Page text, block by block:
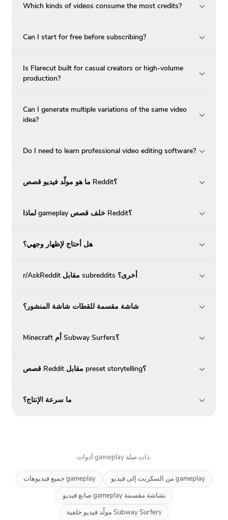
Which kinds of videos consume the most credits?
Can I start for free before subscribing?
Is Flarecut built for casual creators or high-volume
production?
Can I generate multiple variations of the same video
idea?
Do I need to learn professional video editing software?
ما هو مولّد فيديو قصص Reddit؟
لماذا gameplay خلف قصص Reddit؟
هل أحتاج لإظهار وجهي؟
r/AskReddit مقابل subreddits أخرى؟
شاشة مقسمة للقطات شاشة المنشور؟
Minecraft أم Subway Surfers؟
قصص Reddit مقابل preset storytelling؟
ما سرعة الإنتاج؟
أدوات gameplay ذات صلة:
جميع فيديوهات gameplay
من السكربت إلى فيديو gameplay
صانع فيديو gameplay بشاشة مقسمة
مولّد فيديو خلفية Subway Surfers